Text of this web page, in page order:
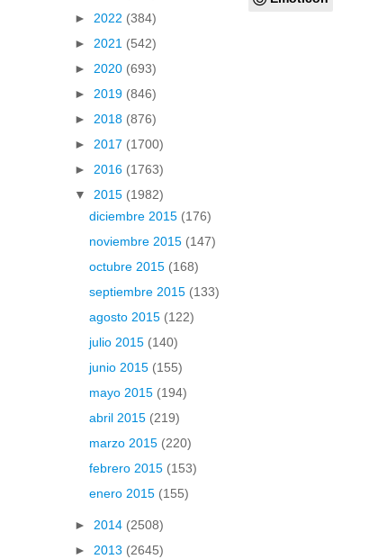
► 2022 (384)
► 2021 (542)
► 2020 (693)
► 2019 (846)
► 2018 (876)
► 2017 (1700)
► 2016 (1763)
▼ 2015 (1982)
diciembre 2015 (176)
noviembre 2015 (147)
octubre 2015 (168)
septiembre 2015 (133)
agosto 2015 (122)
julio 2015 (140)
junio 2015 (155)
mayo 2015 (194)
abril 2015 (219)
marzo 2015 (220)
febrero 2015 (153)
enero 2015 (155)
► 2014 (2508)
► 2013 (2645)